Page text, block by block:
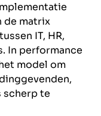
de matrix
IT, HR,
In performance
model om
scherp te